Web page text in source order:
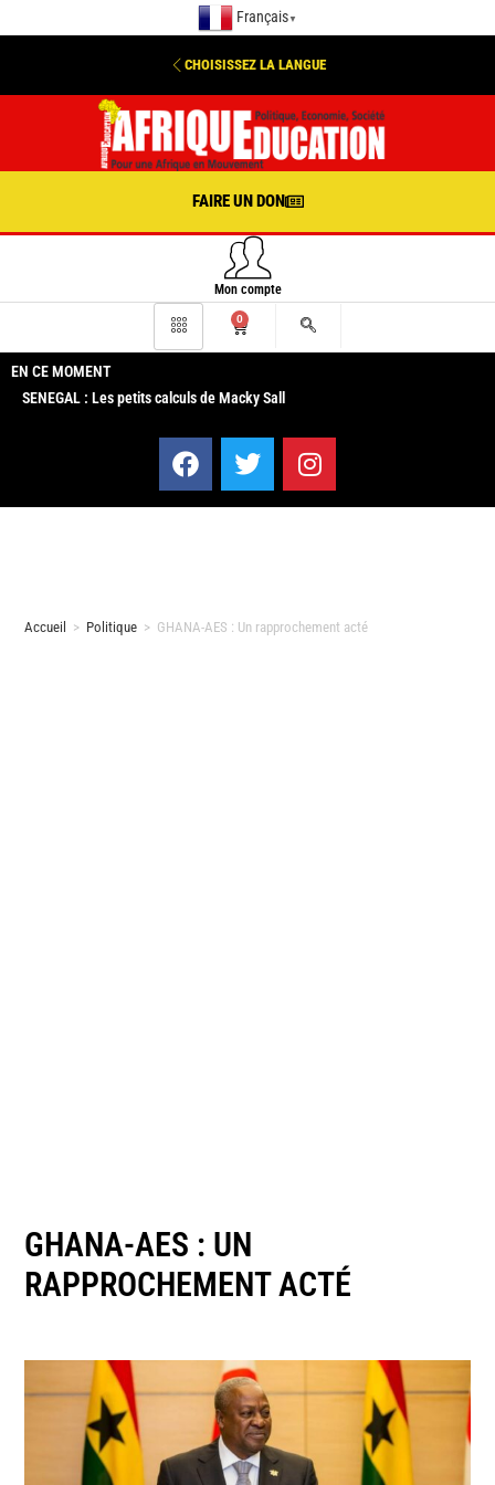
Français ▼
CHOISISSEZ LA LANGUE
FAIRE UN DON
Mon compte
0
EN CE MOMENT
SENEGAL : Les petits calculs de Macky Sall
Accueil > Politique > GHANA-AES : Un rapprochement acté
GHANA-AES : UN
RAPPROCHEMENT ACTÉ